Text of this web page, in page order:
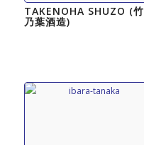
TAKENOHA SHUZO (竹
乃葉酒造)